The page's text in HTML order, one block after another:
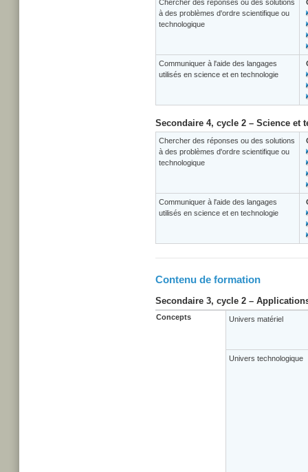
Chercher des réponses ou des solutions
à des problèmes d'ordre scientifique ou
technologique
Communiquer à l'aide des langages
utilisés en science et en technologie
Secondaire 4, cycle 2 – Science et
Chercher des réponses ou des solutions
à des problèmes d'ordre scientifique ou
technologique
Communiquer à l'aide des langages
utilisés en science et en technologie
Contenu de formation
Secondaire 3, cycle 2 –
Concepts Univers matériel
Univers technologique